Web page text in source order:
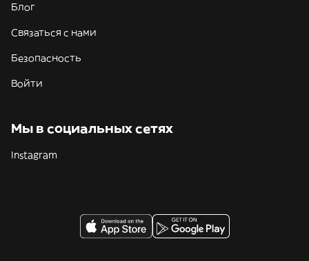
Блог
Связаться с нами
Безопасность
Войти
Мы в социальных сетях
Instagram